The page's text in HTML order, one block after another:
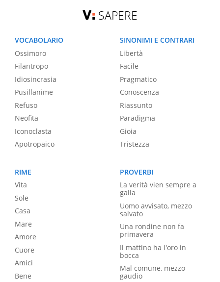
SAPERE
VOCABOLARIO
Ossimoro
Filantropo
Idiosincrasia
Pusillanime
Refuso
Neofita
Iconoclasta
Apotropaico
SINONIMI E CONTRARI
Libertà
Facile
Pragmatico
Conoscenza
Riassunto
Paradigma
Gioia
Tristezza
RIME
Vita
Sole
Casa
Mare
Amore
Cuore
Amici
Bene
PROVERBI
La verità vien sempre a
galla
Uomo avvisato, mezzo
salvato
Una rondine non fa
primavera
Il mattino ha l'oro in
bocca
Mal comune, mezzo
gaudio